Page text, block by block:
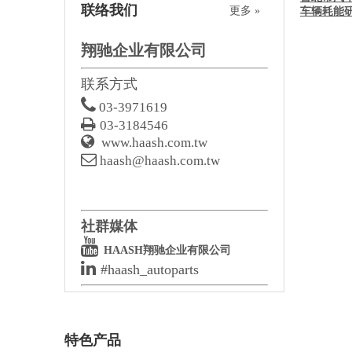
联络我们 更多 »
翔驰企业有限公司
联系方式
 03-3971619
 03-3184546
 www.haash.com.tw
 haash@haash.com.tw
社群媒体
 HAASH翔驰企业有限公司
 #haash_autoparts
车辆耗能
特色产品